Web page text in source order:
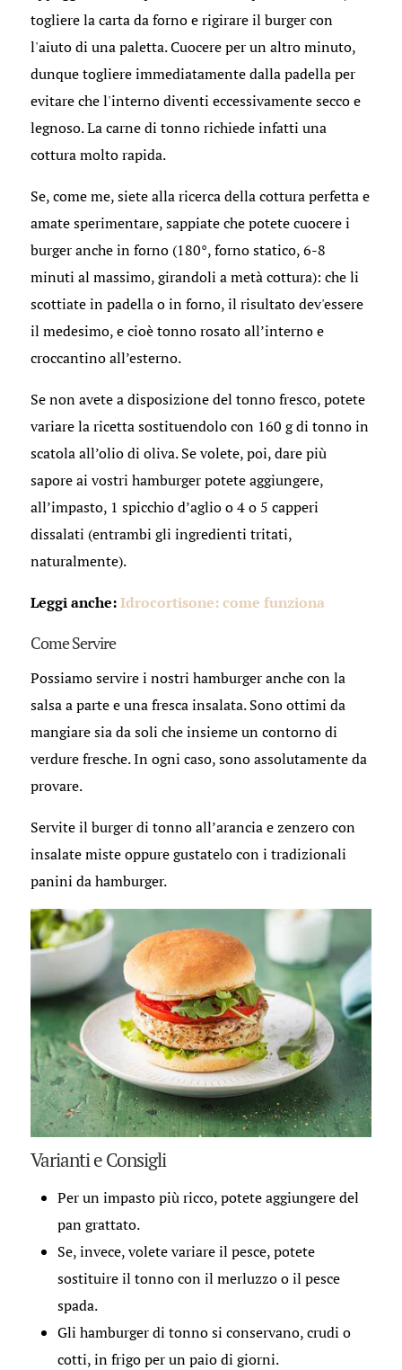
togliere la carta da forno e rigirare il burger con
l'aiuto di una paletta. Cuocere per un altro minuto,
dunque togliere immediatamente dalla padella per
evitare che l'interno diventi eccessivamente secco e
legnoso. La carne di tonno richiede infatti una
cottura molto rapida.
Se, come me, siete alla ricerca della cottura perfetta e
amate sperimentare, sappiate che potete cuocere i
burger anche in forno (180°, forno statico, 6-8
minuti al massimo, girandoli a metà cottura): che li
scottiate in padella o in forno, il risultato dev'essere
il medesimo, e cioè tonno rosato all’interno e
croccantino all’esterno.
Se non avete a disposizione del tonno fresco, potete
variare la ricetta sostituendolo con 160 g di tonno in
scatola all’olio di oliva. Se volete, poi, dare più
sapore ai vostri hamburger potete aggiungere,
all’impasto, 1 spicchio d’aglio o 4 o 5 capperi
dissalati (entrambi gli ingredienti tritati,
naturalmente).
Leggi anche:Idrocortisone: come funziona
Come Servire
Possiamo servire i nostri hamburger anche con la
salsa a parte e una fresca insalata. Sono ottimi da
mangiare sia da soli che insieme un contorno di
verdure fresche. In ogni caso, sono assolutamente da
provare.
Servite il burger di tonno all’arancia e zenzero con
insalate miste oppure gustatelo con i tradizionali
panini da hamburger.
Varianti e Consigli
Per un impasto più ricco, potete aggiungere del
pan grattato.
Se, invece, volete variare il pesce, potete
sostituire il tonno con il merluzzo o il pesce
spada.
Gli hamburger di tonno si conservano, crudi o
cotti, in frigo per un paio di giorni.